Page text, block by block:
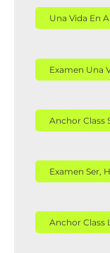
Una Vida En
Examen Una
Anchor Class
Examen Ser,
Anchor Class